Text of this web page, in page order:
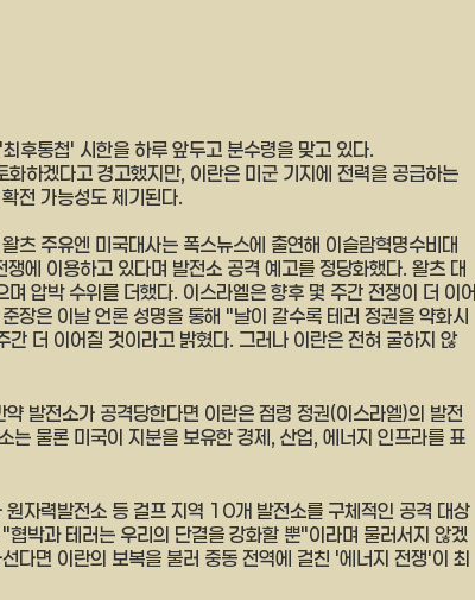
후통첩' 시한을 하루 앞두고 분수령을 맞고 있다.
하겠다고 경고했지만, 이란은 미군 기지에 전력을 공급하는
전 가능성도 제기된다.
츠 주유엔 미국대사는 폭스뉴스에 출연해 이슬람혁명수비대
에 이용하고 있다며 발전소 공격 예고를 정당화했다. 왈츠 대
압박 수위를 더했다. 이스라엘은 향후 몇 주간 전쟁이 더 이어
장은 이날 언론 성명을 통해 "날이 갈수록 테러 정권을 약화시
더 이어질 것이라고 밝혔다. 그러나 이란은 전혀 굴하지 않
발전소가 공격당한다면 이란은 점령 정권(이스라엘)의 발전
는 물론 미국이 지분을 보유한 경제, 산업, 에너지 인프라를 표
자력발전소 등 걸프 지역 10개 발전소를 구체적인 공격 대상
박과 테러는 우리의 단결을 강화할 뿐"이라며 물러서지 않겠
다면 이란의 보복을 불러 중동 전역에 걸친 '에너지 전쟁'이 최